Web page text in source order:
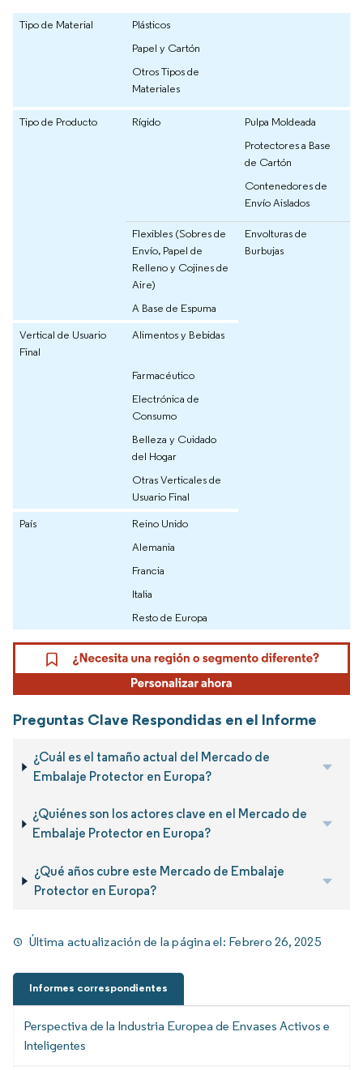
Tipo de Material
Plásticos
Papel y Cartón
Otros Tipos de
Materiales
Tipo de Producto Rígido
Pulpa Moldeada
Protectores a Base
de Cartón
Contenedores de
Envío Aislados
Flexibles (Sobres de
Envío, Papel de
Relleno y Cojines de
Aire)
Envolturas de
Burbujas
A Base de Espuma
Vertical de Usuario
Final
Alimentos y Bebidas
Farmacéutico
Electrónica de
Consumo
Belleza y Cuidado
del Hogar
Otras Verticales de
Usuario Final
País
Reino Unido
Alemania
Francia
Italia
Resto de Europa
Preguntas Clave Respondidas en el Informe
¿Cuál es el tamaño actual del Mercado de
Embalaje Protector en Europa?
¿Quiénes son los actores clave en el Mercado de
Embalaje Protector en Europa?
¿Qué años cubre este Mercado de Embalaje
Protector en Europa?
Última actualización de la página el: Febrero 26, 2025
Informes correspondientes
Perspectiva de la Industria Europea de Envases Activos e
Inteligentes